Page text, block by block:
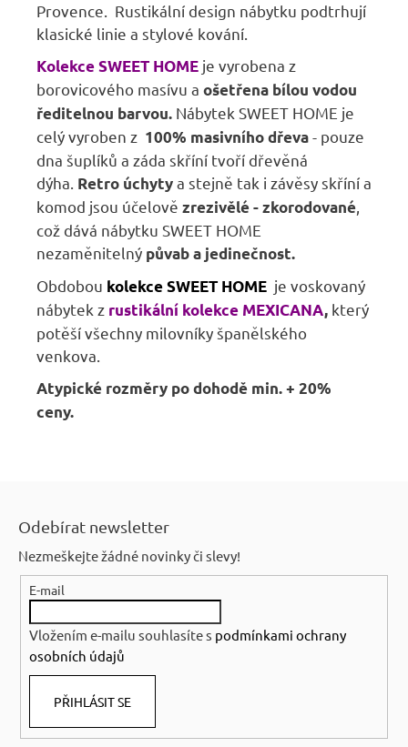
Provence. Rustikální design nábytku podtrhují
klasické linie a stylové kování.
Kolekce SWEET HOME je vyrobena z
borovicového masívu a ošetřena bílou vodou
ředitelnou barvou. Nábytek SWEET HOME je
celý vyroben z 100% masivního dřeva- pouze
dna šuplíků a záda skříní tvoří dřevěná
dýha. Retro úchytya stejně tak i závěsy skříní a
komod jsou účelově zrezivělé - zkorodované,
což dává nábytku SWEET HOME
nezaměnitelný půvab a jedinečnost.
Obdobou kolekce SWEET HOME je voskovaný
nábytek z rustikální kolekce MEXICANA, který
potěší všechny milovníky španělského
venkova.
Atypické rozměry po dohodě min. + 20%
ceny.
Odebírat newsletter
Nezmeškejte žádné novinky či slevy!
E-mail
Vložením e-mailu souhlasíte s podmínkami ochrany
osobních údajů
PŘIHLÁSIT SE